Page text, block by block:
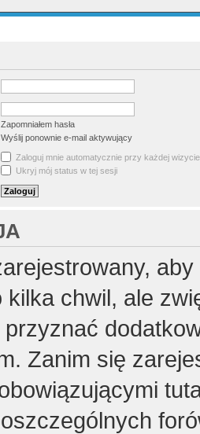
Zapomniałem hasła
Wyślij ponownie e-mail aktywujący
Zaloguj mnie automatycznie przy każdej wizycie
Ukryj mój status w tej sesji
kilka chwil, ale
Zanim się